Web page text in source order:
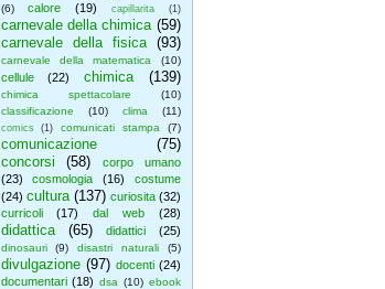
(6)
calore (19) capillarita (1)
carnevale della chimica (59)
carnevale della fisica
(93)
carnevale della matematica (10)
cellule (22) chimica (139)
chimica spettacolare
(10)
classificazione
(10) clima (11)
comics (1) comunicati stampa (7)
comunicazione
(75)
concorsi
(58)
corpo umano
(23)
cosmologia (16)
costume
(24) cultura (137) curiosita (32)
curricoli
(17) dal web (28)
didattica (65) didattici (25)
dinosauri (9) disastri naturali (5)
divulgazione (97) docenti (24)
documentari (18) dsa (10) ebook